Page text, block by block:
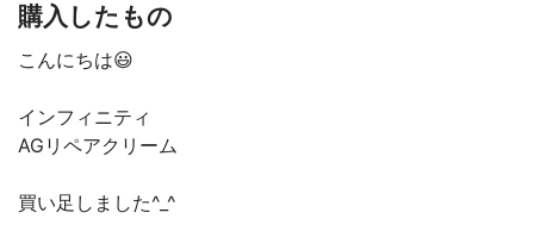
購入したもの
こんにちは😃
インフィニティ
AGリペアクリーム
買い足しました^_^